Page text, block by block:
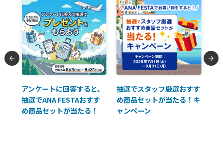
アンケートに回答すると、
抽選でANA FESTAおすす
め商品セットが当たる！
抽選でスタッフ厳選おすす
め商品セットが当たる！キ
ャンペーン